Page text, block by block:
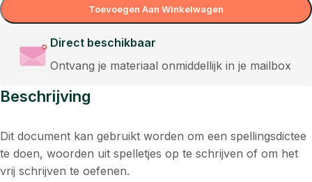
Toevoegen Aan Winkelwagen
Direct beschikbaar
Ontvang je materiaal onmiddellijk in je mailbox
Beschrijving
Dit document kan gebruikt worden om een spellingsdictee
te doen, woorden uit spelletjes op te schrijven of om het
vrij schrijven te oefenen.